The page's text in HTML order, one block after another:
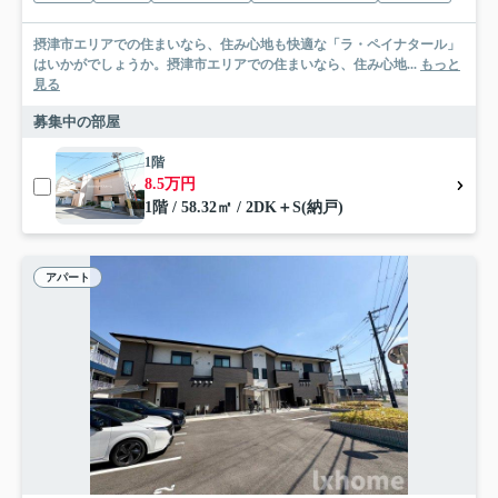
摂津市エリアでの住まいなら、住み心地も快適な「ラ・ペイナタール」
はいかがでしょうか。摂津市エリアでの住まいなら、住み心地... もっと
見る
募集中の部屋
1階
8.5万円
1階 / 58.32㎡ / 2DK＋S(納戸)
アパート